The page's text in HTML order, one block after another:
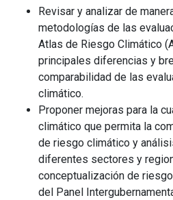
Revisar y analizar de
metodologías de las
Atlas de Riesgo Climático
principales diferencias y
comparabilidad de las
climático.
Proponer mejoras para la
climático que permita la
de riesgo climático y
diferentes sectores y
conceptualización de
del Panel